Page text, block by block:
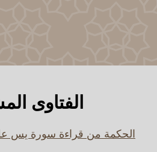
الفتاوى
الحكمة من قراءة سورة يس